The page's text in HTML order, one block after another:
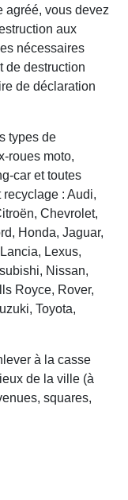
agréé, vous devez
aux
nécessaires
de destruction
de déclaration
types de
roues moto,
car et toutes
: Audi,
Chevrolet,
Honda, Jaguar,
Lexus,
Nissan,
Royce, Rover,
Toyota,
à la casse
de la ville (à
squares,